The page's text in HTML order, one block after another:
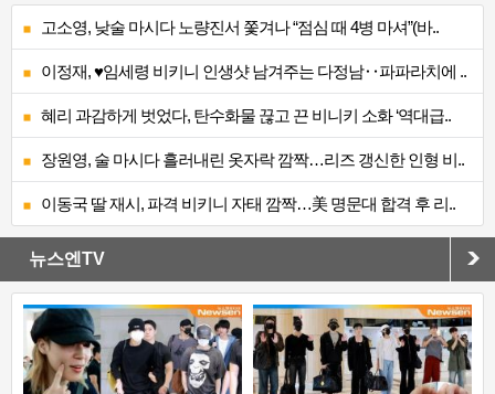
고소영, 낮술 마시다 노량진서 쫓겨나 “점심 때 4병 마셔”(바..
이정재, ♥임세령 비키니 인생샷 남겨주는 다정남‥파파라치에 ..
혜리 과감하게 벗었다, 탄수화물 끊고 끈 비니키 소화 ‘역대급..
장원영, 술 마시다 흘러내린 옷자락 깜짝…리즈 갱신한 인형 비..
이동국 딸 재시, 파격 비키니 자태 깜짝…美 명문대 합격 후 리..
뉴스엔TV